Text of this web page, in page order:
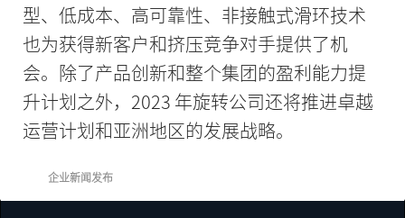
型、低成本、高可靠性、非接触式滑环技术
也为获得新客户和挤压竞争对手提供了机
会。除了产品创新和整个集团的盈利能力提
升计划之外，2023 年旋转公司还将推进卓越
运营计划和亚洲地区的发展战略。
企业新闻发布